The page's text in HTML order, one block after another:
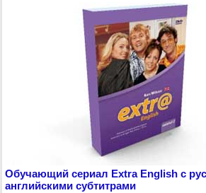
Обучающий сериал Extra English с
английскими субтитрами